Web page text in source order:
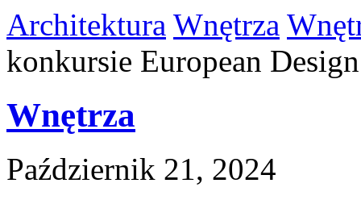
Architektura Wnętrza
konkursie European
Wnętrza
Październik 21, 2024